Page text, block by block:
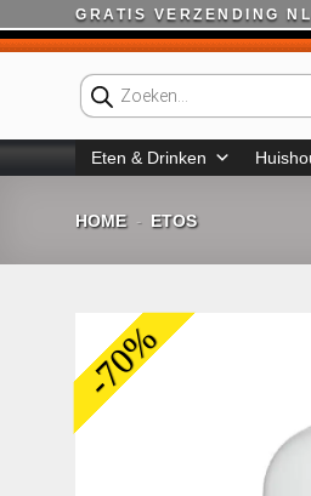
naar
GRATIS VERZENDING
Producten
zoeken
Eten & Drinken
HOME - ETOS
-70%